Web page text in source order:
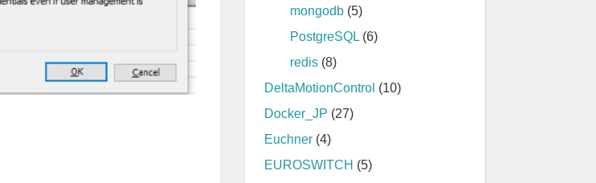
mongodb (5)
PostgreSQL (6)
redis (8)
DeltaMotionControl (10)
Docker_JP (27)
Euchner (4)
EUROSWITCH (5)